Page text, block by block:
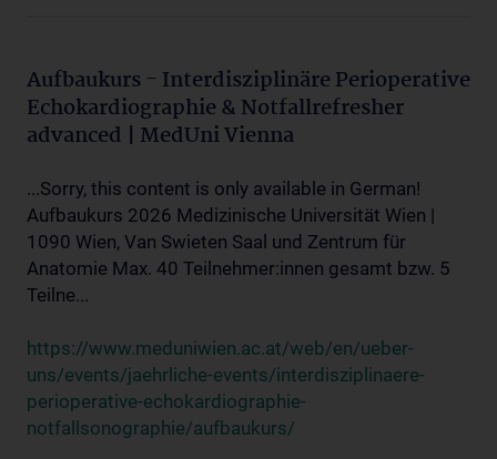
Aufbaukurs - Interdisziplinäre Perioperative
Echokardiographie & Notfallrefresher
advanced | MedUni Vienna
...Sorry, this content is only available in German!
Aufbaukurs 2026 Medizinische Universität Wien |
1090 Wien, Van Swieten Saal und Zentrum für
Anatomie Max. 40 Teilnehmer:innen gesamt bzw. 5
Teilne...
https://www.meduniwien.ac.at/web/en/ueber-
uns/events/jaehrliche-events/interdisziplinaere-
perioperative-echokardiographie-
notfallsonographie/aufbaukurs/